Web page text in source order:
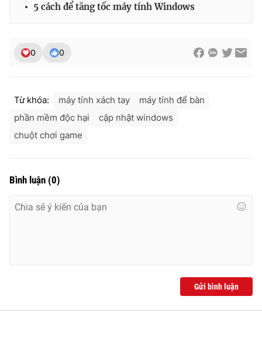
5 cách để tăng tốc máy tính Windows
0 0
Từ khóa: máy tính xách tay
máy tính để bàn
phần mềm độc hại
cập nhật windows
chuột chơi game
Bình luận (0)
Gửi bình luận